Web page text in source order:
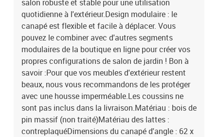
salon robuste et stable pour une utilisation
quotidienne à l'extérieur.Design modulaire : le
canapé est flexible et facile à déplacer. Vous
pouvez le combiner avec d'autres segments
modulaires de la boutique en ligne pour créer vos
propres configurations de salon de jardin ! Bon à
savoir :Pour que vos meubles d'extérieur restent
beaux, nous vous recommandons de les protéger
avec une housse imperméable.Les coussins ne
sont pas inclus dans la livraison.Matériau : bois de
pin massif (non traité)Matériau des lattes :
contreplaquéDimensions du canapé d'angle : 62 x